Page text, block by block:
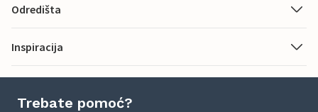
Odredišta
Inspiracija
Trebate pomoć?